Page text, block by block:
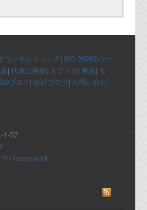
コンサルティング| ISO 26262ハー
| 代表ご挨拶| オフィス| 実績| モ
ブログ| 設計ブログ| お問い合わ
1-57
Yii Framework